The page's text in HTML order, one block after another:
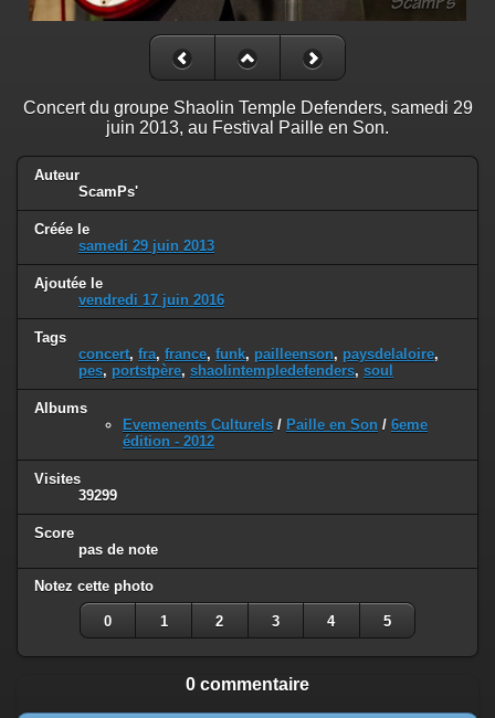
Concert du groupe Shaolin Temple Defenders, samedi 29
juin 2013, au Festival Paille en Son.
Auteur
ScamPs'
Créée le
samedi 29 juin 2013
Ajoutée le
vendredi 17 juin 2016
Tags
concert, fra, france, funk, pailleenson, paysdelaloire,
pes, portstpère, shaolintempledefenders, soul
Albums
Evemenents Culturels / Paille en Son / 6eme
édition - 2012
Visites
39299
Score
pas de note
Notez cette photo
0 1 2 3 4 5
0 commentaire